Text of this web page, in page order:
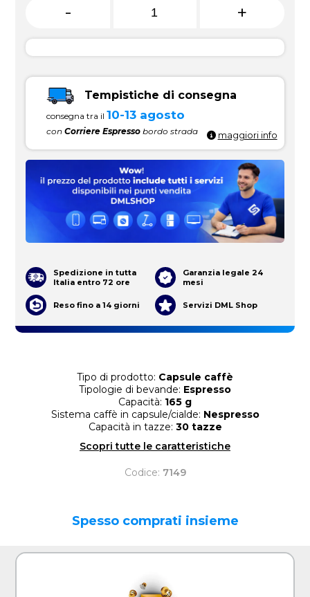
Tipo di prodotto: Capsule caffè
Tipologie di bevande: Espresso
Capacità: 165 g
Sistema caffè in capsule/cialde: Nespresso
Capacità in tazze: 30 tazze
Scopri tutte le caratteristiche
Codice: 7149
- +
Tempistiche di consegna
consegna tra il 10-13 agosto
conCorriere Espresso bordo strada maggiori info
Spedizione in tutta
Italia entro 72 ore
Garanzia legale 24
mesi
Reso fino a 14 giorni Servizi DML Shop
Spesso comprati insieme